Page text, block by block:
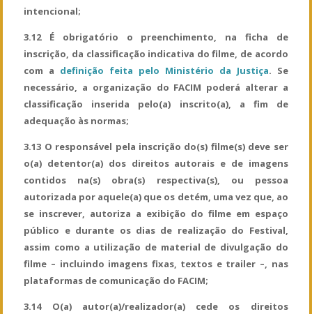
intencional;
3.12 É obrigatório o preenchimento, na ficha de
inscrição, da classificação indicativa do filme, de acordo
com a definição feita pelo Ministério da Justiça. Se
necessário, a organização do FACIM poderá alterar a
classificação inserida pelo(a) inscrito(a), a fim de
adequação às normas;
3.13 O responsável pela inscrição do(s) filme(s) deve ser
o(a) detentor(a) dos direitos autorais e de imagens
contidos na(s) obra(s) respectiva(s), ou pessoa
autorizada por aquele(a) que os detém, uma vez que, ao
se inscrever, autoriza a exibição do filme em espaço
público e durante os dias de realização do Festival,
assim como a utilização de material de divulgação do
filme – incluindo imagens fixas, textos e trailer –, nas
plataformas de comunicação do FACIM;
3.14 O(a) autor(a)/realizador(a) cede os direitos